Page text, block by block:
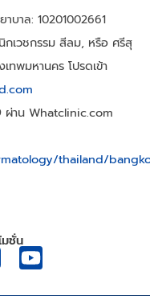
บาล: 10201002661
กเวชกรรม สีลม, หรือ ศรีสุ
พมหานคร โปรดเข้า
าน Whatclinic.com
thailand/
ชั่น